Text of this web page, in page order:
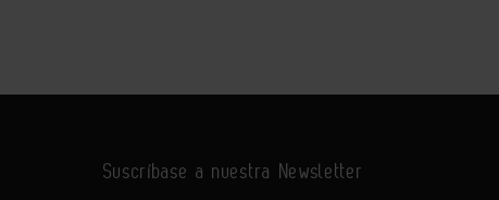
Suscríbase a nuestra Newsletter